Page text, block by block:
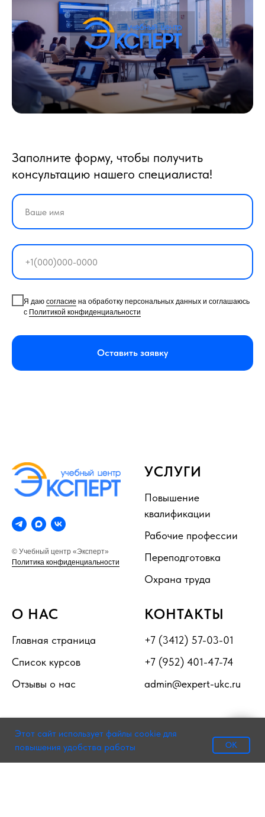
Этот сайт использует файлы cookie для
повышения удобства работы
OK
Заполните форму, чтобы получить
консультацию нашего специалиста!
Я даю согласие на обработку персональных данных и соглашаюсь
с Политикой конфиденциальности
Оставить заявку
Мы на связи!
© Учебный центр «Эксперт»
Политика конфиденциальности
УСЛУГИ
Повышение
квалификации
Рабочие профессии
Переподготовка
Охрана труда
О НАС
Главная страница
Список курсов
Отзывы о нас
КОНТАКТЫ
+7 (3412) 57-03-01
+7 (952) 401-47-74
admin@expert-ukc.ru